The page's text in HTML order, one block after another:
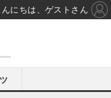
んにちは、ゲストさん